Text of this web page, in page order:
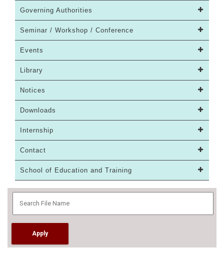
Governing Authorities
Seminar / Workshop / Conference
Events
Library
Notices
Downloads
Internship
Contact
School of Education and Training